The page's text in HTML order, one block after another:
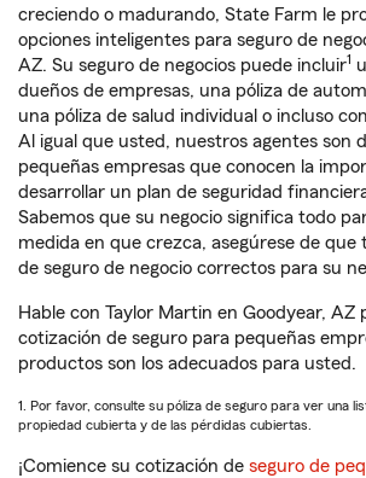
creciendo o madurando, State Farm le
opciones inteligentes para seguro de
AZ. Su seguro de negocios puede incluir1
dueños de empresas, una póliza de
una póliza de salud individual o incluso
Al igual que usted, nuestros agentes son
pequeñas empresas que conocen la
desarrollar un plan de seguridad
Sabemos que su negocio significa todo
medida en que crezca, asegúrese de que
de seguro de negocio correctos para su
Hable con Taylor Martin en Goodyear, AZ
cotización de seguro para pequeñas
productos son los adecuados para usted.
1. Por favor, consulte su póliza de seguro para ver una
propiedad cubierta y de las pérdidas cubiertas.
¡Comience su cotización de seguro de